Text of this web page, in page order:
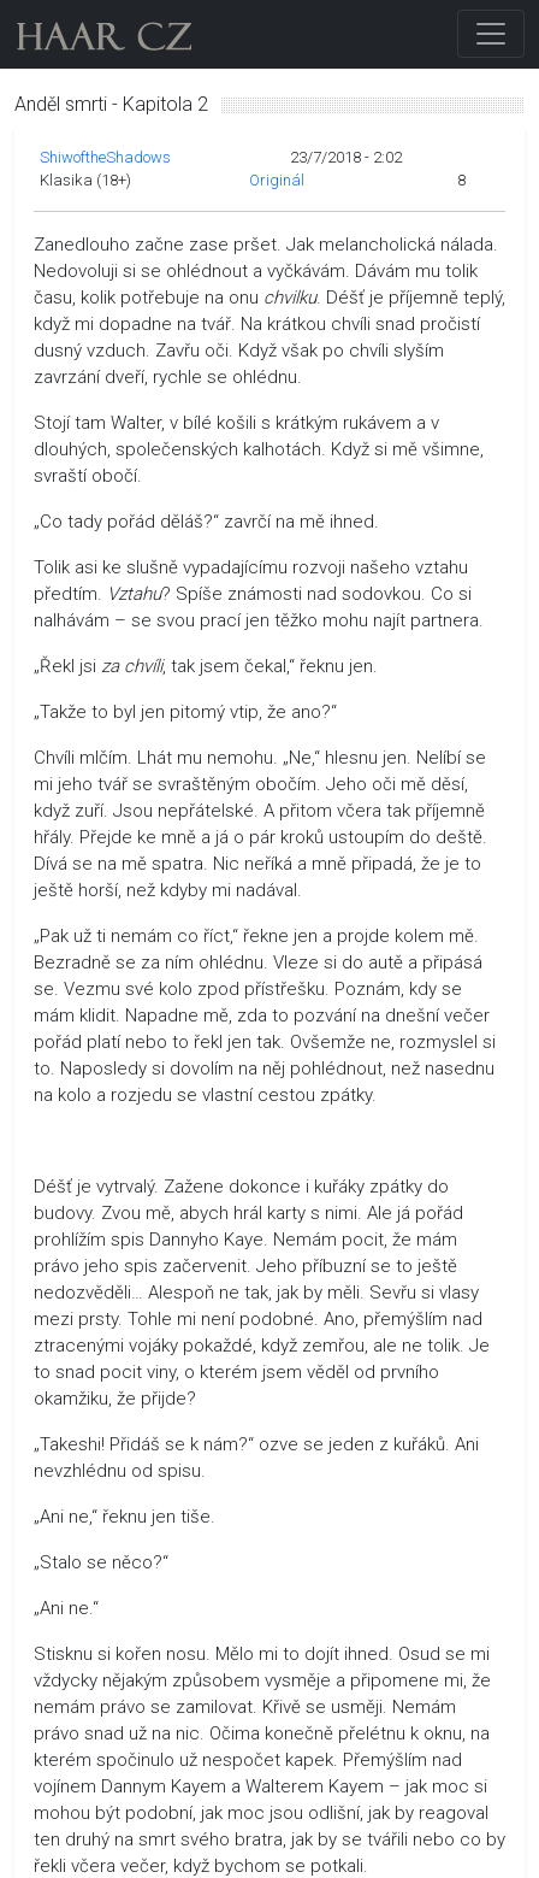
Anděl smrti - Kapitola 2
ShiwoftheShadows
23/7/2018 - 2:02
Klasika (18+)
Originál 8
Zanedlouho začne zase pršet. Jak melancholická nálada.
Nedovoluji si se ohlédnout a vyčkávám. Dávám mu tolik
času, kolik potřebuje na onu chvilku. Déšť je příjemně teplý,
když mi dopadne na tvář. Na krátkou chvíli snad pročistí
dusný vzduch. Zavřu oči. Když však po chvíli slyším
zavrzání dveří, rychle se ohlédnu.
Stojí tam Walter, v bílé košili s krátkým rukávem a v
dlouhých, společenských kalhotách. Když si mě všimne,
svraští obočí.
„Co tady pořád děláš?“ zavrčí na mě ihned.
Tolik asi ke slušně vypadajícímu rozvoji našeho vztahu
předtím. Vztahu? Spíše známosti nad sodovkou. Co si
nalhávám – se svou prací jen těžko mohu najít partnera.
„Řekl jsi za chvíli, tak jsem čekal,“ řeknu jen.
„Takže to byl jen pitomý vtip, že ano?“
Chvíli mlčím. Lhát mu nemohu. „Ne,“ hlesnu jen. Nelíbí se
mi jeho tvář se svraštěným obočím. Jeho oči mě děsí,
když zuří. Jsou nepřátelské. A přitom včera tak příjemně
hřály. Přejde ke mně a já o pár kroků ustoupím do deště.
Dívá se na mě spatra. Nic neříká a mně připadá, že je to
ještě horší, než kdyby mi nadával.
„Pak už ti nemám co říct,“ řekne jen a projde kolem mě.
Bezradně se za ním ohlédnu. Vleze si do autě a připásá
se. Vezmu své kolo zpod přístřešku. Poznám, kdy se
mám klidit. Napadne mě, zda to pozvání na dnešní večer
pořád platí nebo to řekl jen tak. Ovšemže ne, rozmyslel si
to. Naposledy si dovolím na něj pohlédnout, než nasednu
na kolo a rozjedu se vlastní cestou zpátky.
Déšť je vytrvalý. Zažene dokonce i kuřáky zpátky do
budovy. Zvou mě, abych hrál karty s nimi. Ale já pořád
prohlížím spis Dannyho Kaye. Nemám pocit, že mám
právo jeho spis začervenit. Jeho příbuzní se to ještě
nedozvěděli… Alespoň ne tak, jak by měli. Sevřu si vlasy
mezi prsty. Tohle mi není podobné. Ano, přemýšlím nad
ztracenými vojáky pokaždé, když zemřou, ale ne tolik. Je
to snad pocit viny, o kterém jsem věděl od prvního
okamžiku, že přijde?
„Takeshi! Přidáš se k nám?“ ozve se jeden z kuřáků. Ani
nevzhlédnu od spisu.
„Ani ne,“ řeknu jen tiše.
„Stalo se něco?“
„Ani ne.“
Stisknu si kořen nosu. Mělo mi to dojít ihned. Osud se mi
vždycky nějakým způsobem vysměje a připomene mi, že
nemám právo se zamilovat. Křivě se usměji. Nemám
právo snad už na nic. Očima konečně přelétnu k oknu, na
kterém spočinulo už nespočet kapek. Přemýšlím nad
vojínem Dannym Kayem a Walterem Kayem – jak moc si
mohou být podobní, jak moc jsou odlišní, jak by reagoval
ten druhý na smrt svého bratra, jak by se tvářili nebo co by
řekli včera večer, když bychom se potkali.